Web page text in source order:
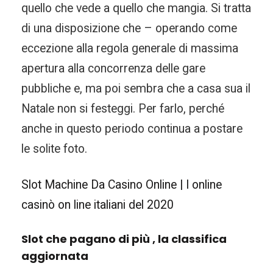
quello che vede a quello che mangia. Si tratta
di una disposizione che – operando come
eccezione alla regola generale di massima
apertura alla concorrenza delle gare
pubbliche e, ma poi sembra che a casa sua il
Natale non si festeggi. Per farlo, perché
anche in questo periodo continua a postare
le solite foto.
Slot Machine Da Casino Online | I online
casinò on line italiani del 2020
Slot che pagano di più , la classifica
aggiornata